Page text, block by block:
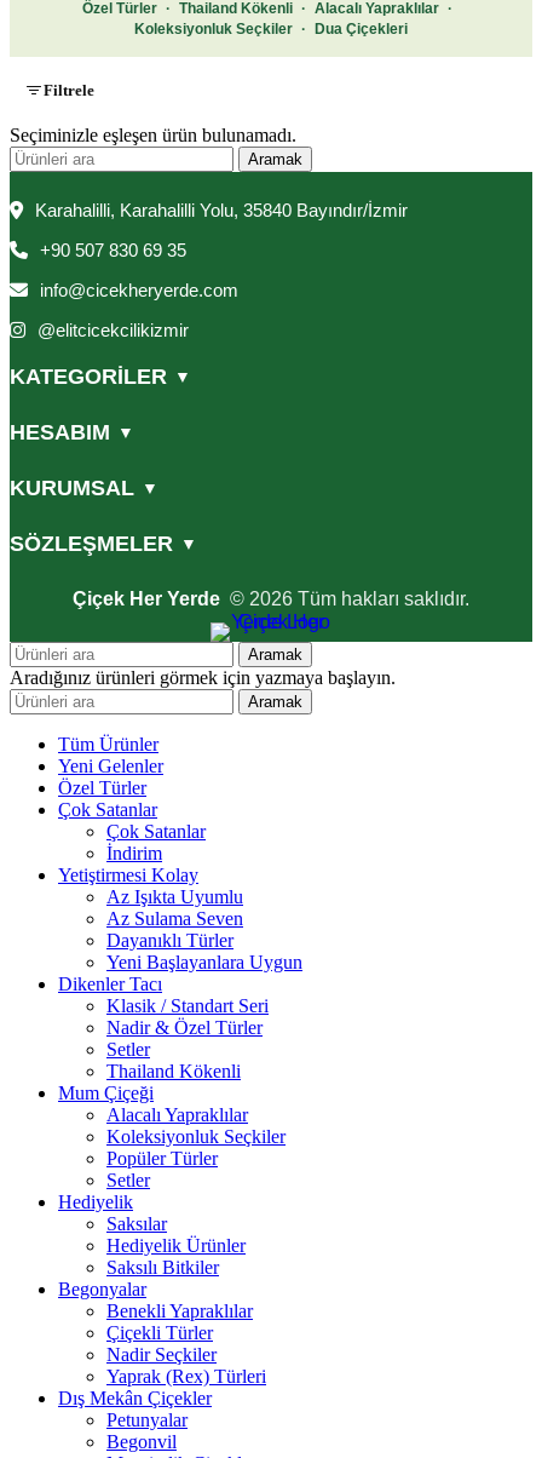
Özel Türler
· Thailand Kökenli · Alacalı Yapraklılar
·
Koleksiyonluk Seçkiler · Dua Çiçekleri
Filtrele
Seçiminizle eşleşen ürün bulunamadı.
Aramak
Karahalilli, Karahalilli Yolu, 35840 Bayındır/İzmir
+90 507 830 69 35
info@cicekheryerde.com
@elitcicekcilikizmir
KATEGORİLER ▼
HESABIM ▼
KURUMSAL ▼
SÖZLEŞMELER ▼
Çiçek Her Yerde © 2026 Tüm hakları saklıdır.
Aramak
Aradığınız ürünleri görmek için yazmaya başlayın.
Aramak
Tüm Ürünler
Yeni Gelenler
Özel Türler
Çok Satanlar
Çok Satanlar
İndirim
Yetiştirmesi Kolay
Az Işıkta Uyumlu
Az Sulama Seven
Dayanıklı Türler
Yeni Başlayanlara Uygun
Dikenler Tacı
Klasik / Standart Seri
Nadir & Özel Türler
Setler
Thailand Kökenli
Mum Çiçeği
Alacalı Yapraklılar
Koleksiyonluk Seçkiler
Popüler Türler
Setler
Hediyelik
Saksılar
Hediyelik Ürünler
Saksılı Bitkiler
Begonyalar
Benekli Yapraklılar
Çiçekli Türler
Nadir Seçkiler
Yaprak (Rex) Türleri
Dış Mekân Çiçekler
Petunyalar
Begonvil